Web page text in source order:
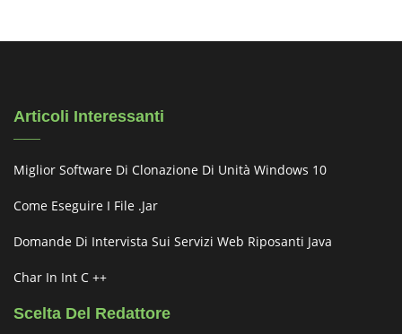
Articoli Interessanti
Miglior Software Di Clonazione Di Unità Windows 10
Come Eseguire I File .jar
Domande Di Intervista Sui Servizi Web Riposanti Java
Char In Int C ++
Scelta Del Redattore